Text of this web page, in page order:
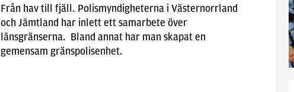
Från hav till fjäll. Polismyndigheterna i Västernorrland
och Jämtland har inlett ett samarbete över
länsgränserna. Bland annat har man skapat en
gemensam gränspolisenhet.